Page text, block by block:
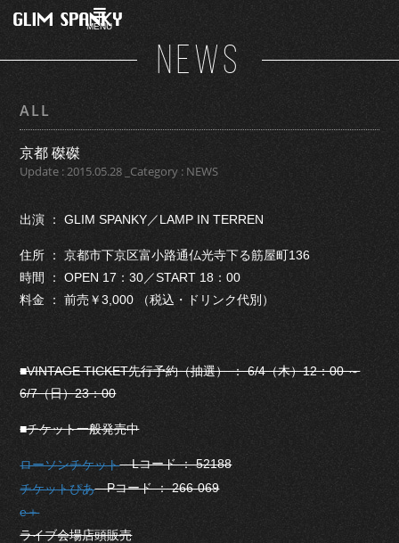
MENU
NEWS
ALL
京都 磔磔
Update : 2015.05.28 _Category : NEWS
出演 ： GLIM SPANKY／LAMP IN TERREN
住所 ： 京都市下京区富小路通仏光寺下る筋屋町136
時間 ： OPEN 17：30／START 18：00
料金 ： 前売￥3,000 （税込・ドリンク代別）
■VINTAGE TICKET先行予約（抽選） ： 6/4（木）12：00 ～
6/7（日）23：00
■チケット一般発売中
ローソンチケットLコード ： 52188
チケットぴあPコード ： 266-069
e＋
ライブ会場店頭販売